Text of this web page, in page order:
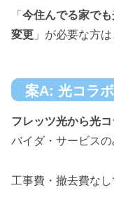
「 今住んでる家で
変更 」が必要な方
案A: 光コラ
フレッツ光から光
バイダ・サービスの
工事費・撤去費なし